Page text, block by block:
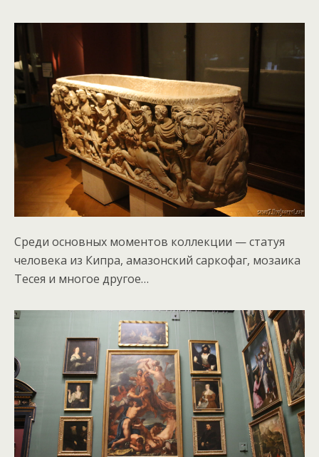
Среди основных моментов коллекции — статуя
человека из Кипра, амазонский саркофаг, мозаика
Тесея и многое другое…